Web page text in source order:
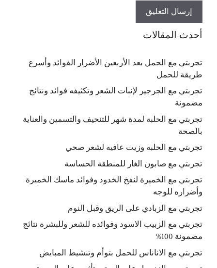
أحدث المقالات
تجربتي مع الحمل بعد الأربعين الأضرار الفوائد وأسرع
طريقة للحمل
تجربتي مع الجرجير لإنبات الشعر وتكثيفه فوائد ونتائج
مضمونة
تجربتي مع الحلبة لمدة شهر للتنحيف والتسمين والعناية
بالصحة
تجربتي مع الحلبه وزيت عافيه لشعر صحي
تجربتي مع صابون الغار للمنطقة الحساسة
تجربتي مع الخميرة لنفخ الخدود وفوائد ماسك الخميرة
وأضراره للوجه
تجربتي مع الزبادي على الريق وقبل النوم
تجربتي مع الزبيب الاسود وفوائده للشعر وللبشرة نتائج
مضمونة 100%
تجربتي مع الاناناس للحمل بتوأم وتنشيط المبايض